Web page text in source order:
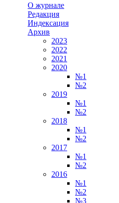
О журнале
Редакция
Индексация
Архив
2023
2022
2021
2020
№1
№2
2019
№1
№2
2018
№1
№2
2017
№1
№2
2016
№1
№2
№3